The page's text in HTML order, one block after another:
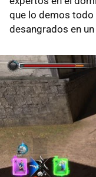
que lo demos
desangrados en